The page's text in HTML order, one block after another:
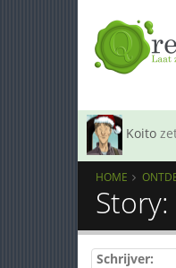
Koito
HOME
Schrijver: